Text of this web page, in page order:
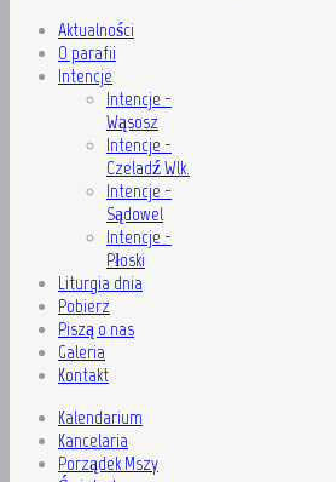
Aktualności
O parafii
Intencje
Intencje -
Wąsosz
Intencje -
Czeladź Wlk.
Intencje -
Sądowel
Intencje -
Płoski
Liturgia dnia
Pobierz
Piszą o nas
Galeria
Kontakt
Kalendarium
Kancelaria
Porządek Mszy